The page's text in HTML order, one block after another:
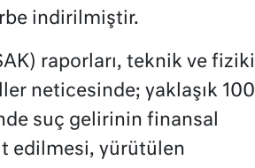
indirilmiştir.
raporları, teknik ve fiziki
neticesinde; yaklaşık 100
suç gelirinin finansal
edilmesi, yürütülen